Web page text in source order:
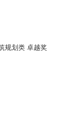
规划类 卓越奖